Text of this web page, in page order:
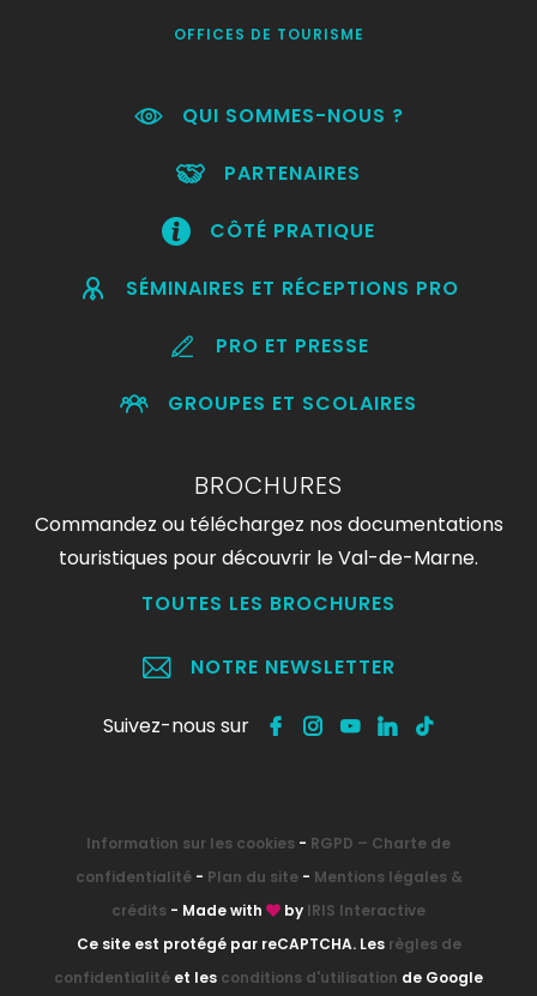
OFFICES DE TOURISME
QUI SOMMES-NOUS ?
PARTENAIRES
CÔTÉ PRATIQUE
SÉMINAIRES ET RÉCEPTIONS PRO
PRO ET PRESSE
GROUPES ET SCOLAIRES
BROCHURES
Commandez ou téléchargez nos documentations
touristiques pour découvrir le Val-de-Marne.
TOUTES LES BROCHURES
NOTRE NEWSLETTER
Suivez-nous sur
Information sur les cookies - RGPD – Charte de
confidentialité- Plan du site- Mentions légales &
crédits - Made with by IRIS Interactive
Ce site est protégé par reCAPTCHA. Les règles de
confidentialité et les conditions d'utilisation de Google